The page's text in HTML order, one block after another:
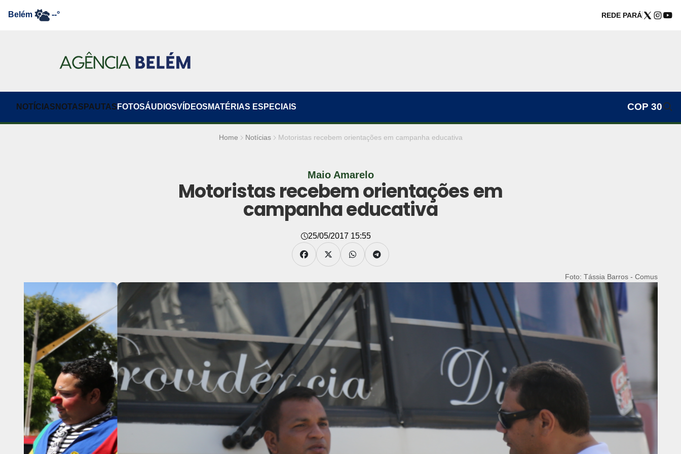
Belém --° REDE PARÁ
NOTÍCIAS NOTAS PAUTAS FOTOSÁUDIOSVÍDEOS MATÉRIAS ESPECIAIS COP 30
Home Notícias Motoristas recebem orientações em campanha educativa
Maio Amarelo
Motoristas recebem orientações em
campanha educativa
25/05/2017 15:55
Foto: Tássia Barros - Comus